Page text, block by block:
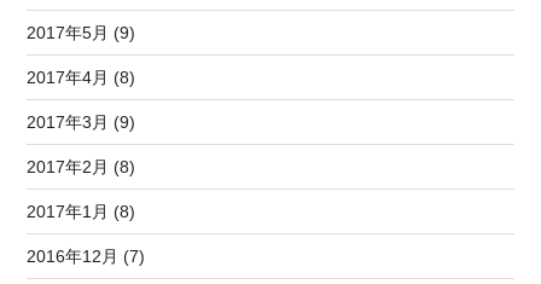
2017年5月 (9)
2017年4月 (8)
2017年3月 (9)
2017年2月 (8)
2017年1月 (8)
2016年12月 (7)